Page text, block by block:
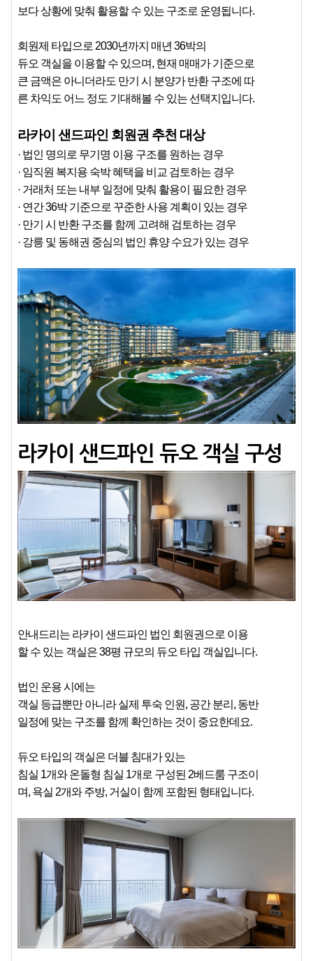
보다 상황에 맞춰 활용할 수 있는 구조로 운영됩니다.
회원제 타입으로 2030년까지 매년 36박의
듀오 객실을 이용할 수 있으며, 현재 매매가 기준으로
큰 금액은 아니더라도 만기 시 분양가 반환 구조에 따
른 차익도 어느 정도 기대해볼 수 있는 선택지입니다.
라카이 샌드파인 회원권 추천 대상
· 법인 명의로 무기명 이용 구조를 원하는 경우
· 임직원 복지용 숙박 혜택을 비교 검토하는 경우
· 거래처 또는 내부 일정에 맞춰 활용이 필요한 경우
· 연간 36박 기준으로 꾸준한 사용 계획이 있는 경우
· 만기 시 반환 구조를 함께 고려해 검토하는 경우
· 강릉 및 동해권 중심의 법인 휴양 수요가 있는 경우
라카이 샌드파인 듀오 객실 구성
안내드리는 라카이 샌드파인 법인 회원권으로 이용
할 수 있는 객실은 38평 규모의 듀오 타입 객실입니다.
법인 운용 시에는
객실 등급뿐만 아니라 실제 투숙 인원, 공간 분리, 동반
일정에 맞는 구조를 함께 확인하는 것이 중요한데요.
듀오 타입의 객실은 더블 침대가 있는
침실 1개와 온돌형 침실 1개로 구성된 2베드룸 구조이
며, 욕실 2개와 주방, 거실이 함께 포함된 형태입니다.